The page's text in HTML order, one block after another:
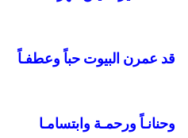
قد عمرن البيوت حباً وعطفـاً
وحنانـاً ورحمـة وابتسامـا